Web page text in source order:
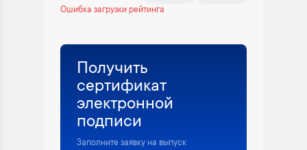
Ошибка загрузки рейтинга
Получить
сертификат
электронной
подписи
Заполните заявку на выпуск